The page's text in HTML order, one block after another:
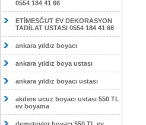
0554 184 41 66
ETİMESĞUT EV DEKORASYON
TADİLAT USTASI 0554 184 41 66
ankara yıldız boyacı
ankara yıldız boya ustası
ankara yıldız boyacı ustası
akdere ucuz boyacı ustası 550 TL
ev boyama